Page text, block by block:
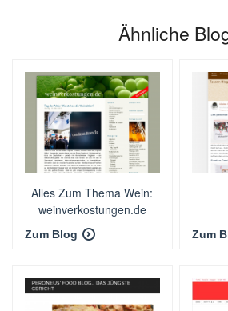
Ähnliche
Alles Zum Thema Wein:
weinverkostungen.de
Zum Blog Zum